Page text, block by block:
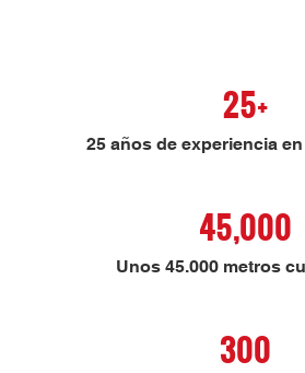
25+
25 años de experiencia
45,000
Unos 45.000 metros
300